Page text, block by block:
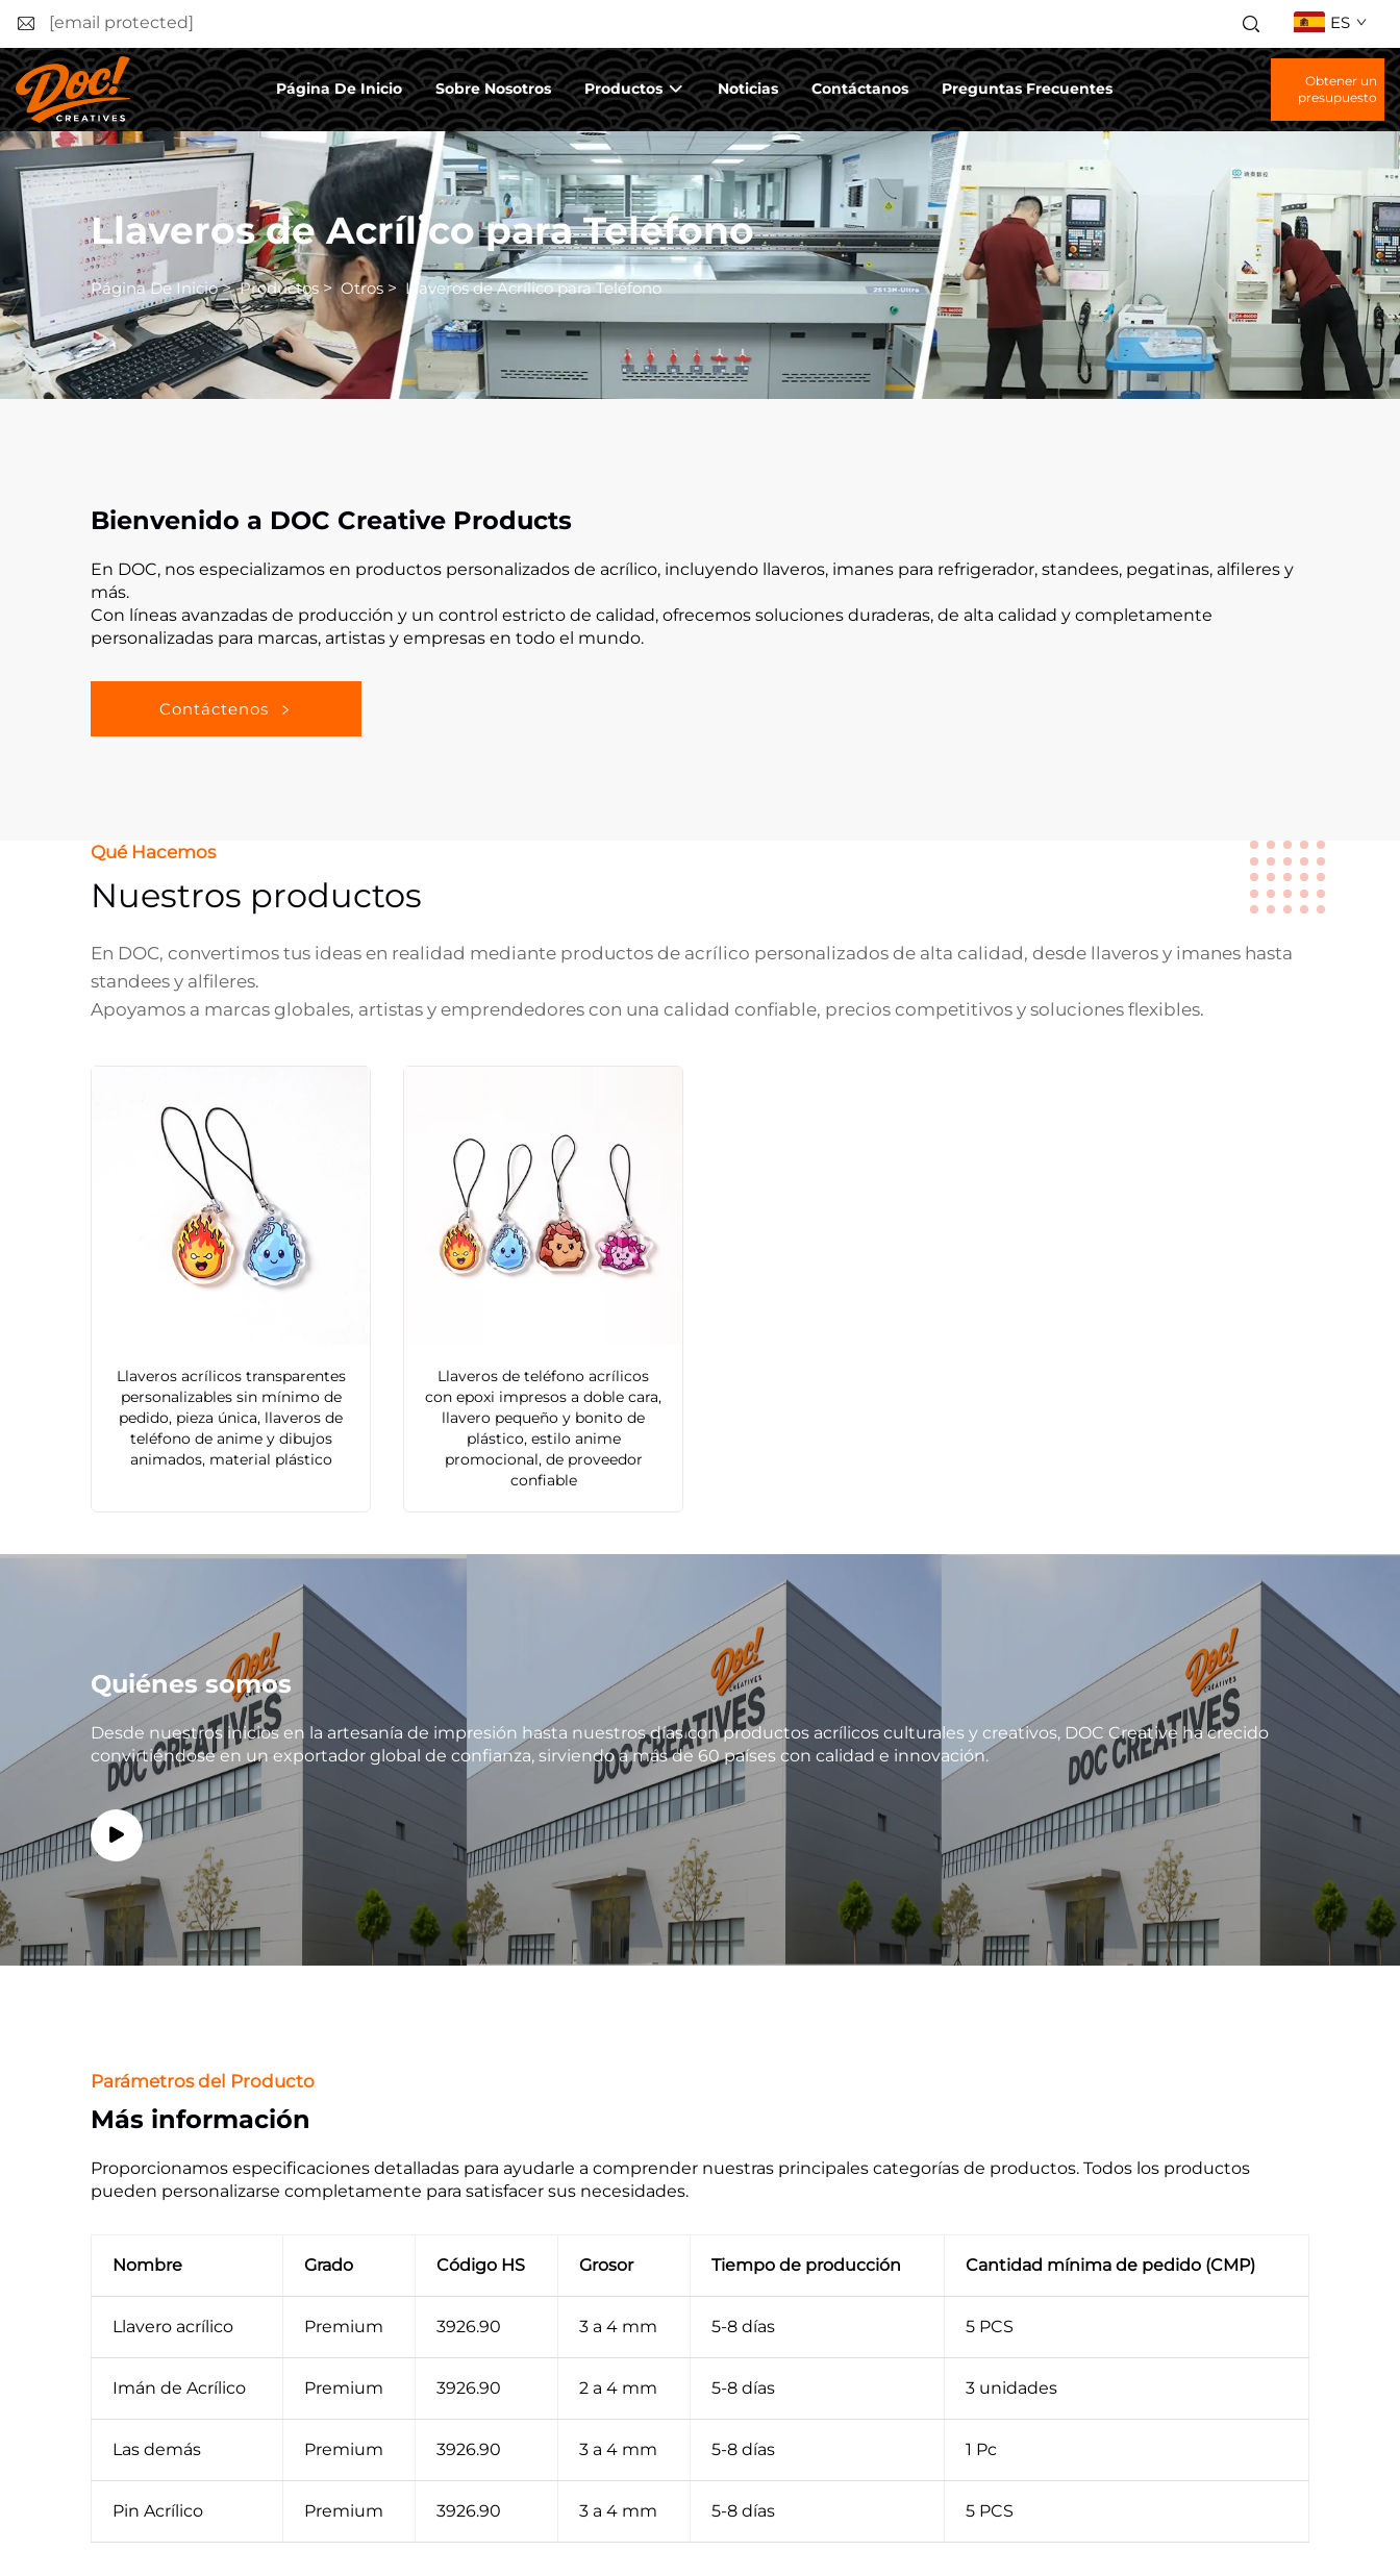
[email protected] ES
Página De Inicio Sobre Nosotros Productos Noticias Contáctanos Preguntas Frecuentes
Obtener un
presupuesto
Llaveros de Acrílico para Teléfono
Página De Inicio>Productos>Otros > Llaveros de Acrílico para Teléfono
Bienvenido a DOC Creative Products
En DOC, nos especializamos en productos personalizados de acrílico, incluyendo llaveros, imanes para refrigerador, standees, pegatinas, alfileres y
más.
Con líneas avanzadas de producción y un control estricto de calidad, ofrecemos soluciones duraderas, de alta calidad y completamente
personalizadas para marcas, artistas y empresas en todo el mundo.
Contáctenos
Qué Hacemos
Nuestros productos
En DOC, convertimos tus ideas en realidad mediante productos de acrílico personalizados de alta calidad, desde llaveros y imanes hasta
standees y alfileres.
Apoyamos a marcas globales, artistas y emprendedores con una calidad confiable, precios competitivos y soluciones flexibles.
Llaveros acrílicos transparentes
personalizables sin mínimo de
pedido, pieza única, llaveros de
teléfono de anime y dibujos
animados, material plástico
Llaveros de teléfono acrílicos
con epoxi impresos a doble cara,
llavero pequeño y bonito de
plástico, estilo anime
promocional, de proveedor
confiable
Quiénes somos
Desde nuestros inicios en la artesanía de impresión hasta nuestros días con productos acrílicos culturales y creativos, DOC Creative ha crecido
convirtiéndose en un exportador global de confianza, sirviendo a más de 60 países con calidad e innovación.
Parámetros del Producto
Más información
Proporcionamos especificaciones detalladas para ayudarle a comprender nuestras principales categorías de productos. Todos los productos
pueden personalizarse completamente para satisfacer sus necesidades.
Nombre Grado Código HS Grosor Tiempo de producción Cantidad mínima de pedido (CMP)
Llavero acrílico Premium 3926.90 3 a 4 mm 5-8 días 5 PCS
Imán de Acrílico Premium 3926.90 2 a 4 mm 5-8 días 3 unidades
Las demás Premium 3926.90 3 a 4 mm 5-8 días 1 Pc
Pin Acrílico Premium 3926.90 3 a 4 mm 5-8 días 5 PCS